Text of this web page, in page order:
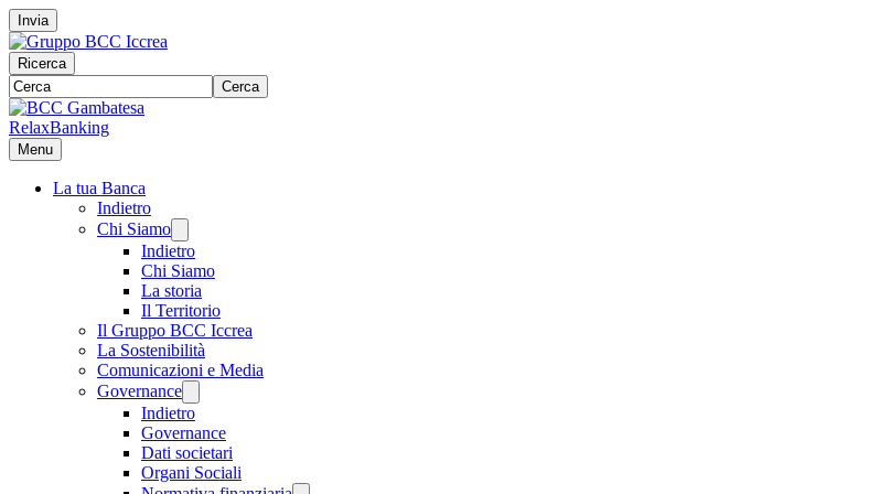
Invia
Ricerca
Cerca
RelaxBanking
Menu
La tua Banca
Indietro
Chi Siamo
Indietro
Chi Siamo
La storia
Il Territorio
Il Gruppo BCC Iccrea
La Sostenibilità
Comunicazioni e Media
Governance
Indietro
Governance
Dati societari
Organi Sociali